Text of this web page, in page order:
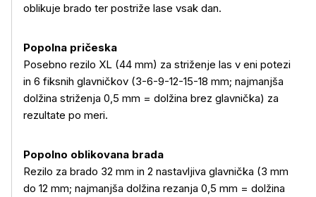
oblikuje brado ter postriže lase vsak dan.
Popolna pričeska
Posebno rezilo XL (44 mm) za striženje las v eni potezi
in 6 fiksnih glavničkov (3-6-9-12-15-18 mm; najmanjša
dolžina striženja 0,5 mm = dolžina brez glavnička) za
rezultate po meri.
Popolno oblikovana brada
Rezilo za brado 32 mm in 2 nastavljiva glavnička (3 mm
do 12 mm; najmanjša dolžina rezanja 0,5 mm = dolžina